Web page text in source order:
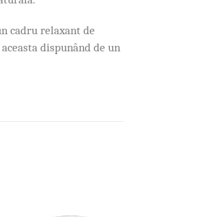
cadru relaxant de
dispunând de un